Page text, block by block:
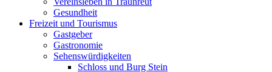
Gesundheit
Freizeit und Tourismus
Gastgeber
Gastronomie
Sehenswürdigkeiten
Schloss und Burg Stein